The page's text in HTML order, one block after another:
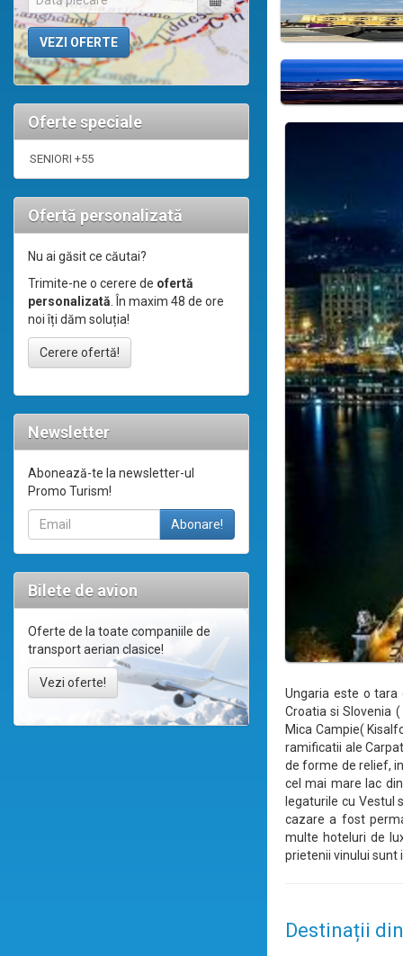
Oferte speciale
SENIORI +55
Ofertă personalizată
Nu ai găsit ce căutai?
Trimite-ne o cerere de ofertă
personalizată. În maxim 48 de ore
noi îți dăm soluția!
Cerere ofertă!
Newsletter
Abonează-te la newsletter-ul
Promo Turism!
Bilete de avion
Oferte de la toate companiile de
transport aerian clasice!
Vezi oferte!
Ungaria este o tara
Croatia si Slovenia
Mica Campie(
ramificatii ale
de forme de relief,
cel mai mare lac
legaturile cu Vestul
cazare a fost
multe hoteluri de
prietenii vinului sunt
Destinații